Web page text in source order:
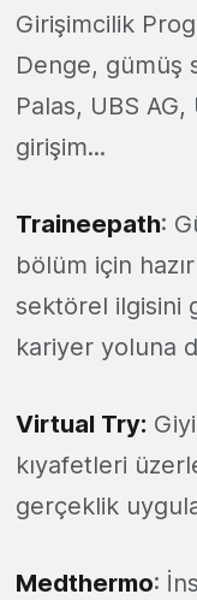
Girişimcilik
Denge, gümüş
Palas, UBS
girişim...
Traineepath:
bölüm için
sektörel ilgisini
kariyer yoluna
Virtual Try:
kıyafetleri
gerçeklik
Medthermo: